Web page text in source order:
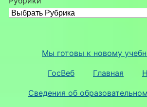
Мы готовы к новому
ГосВеб Главная
Сведения об